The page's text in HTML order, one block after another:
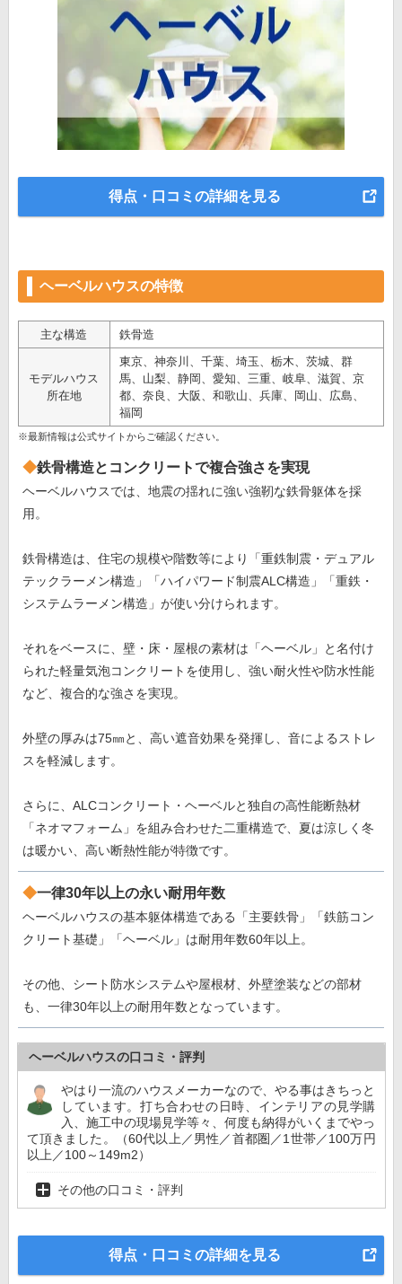
得点・口コミの詳細を見る
ヘーベルハウスの特徴
主な構造 鉄骨造
モデルハウス
所在地
東京、神奈川、千葉、埼玉、栃木、茨城、群
馬、山梨、静岡、愛知、三重、岐阜、滋賀、京
都、奈良、大阪、和歌山、兵庫、岡山、広島、
福岡
※最新情報は公式サイトからご確認ください。
鉄骨構造とコンクリートで複合強さを実現
ヘーベルハウスでは、地震の揺れに強い強靭な鉄骨躯体を採
用。
鉄骨構造は、住宅の規模や階数等により「重鉄制震・デュアル
テックラーメン構造」「ハイパワード制震ALC構造」「重鉄・
システムラーメン構造」が使い分けられます。
それをベースに、壁・床・屋根の素材は「ヘーベル」と名付け
られた軽量気泡コンクリートを使用し、強い耐火性や防水性能
など、複合的な強さを実現。
外壁の厚みは75㎜と、高い遮音効果を発揮し、音によるストレ
スを軽減します。
さらに、ALCコンクリート・ヘーベルと独自の高性能断熱材
「ネオマフォーム」を組み合わせた二重構造で、夏は涼しく冬
は暖かい、高い断熱性能が特徴です。
一律30年以上の永い耐用年数
ヘーベルハウスの基本躯体構造である「主要鉄骨」「鉄筋コン
クリート基礎」「ヘーベル」は耐用年数60年以上。
その他、シート防水システムや屋根材、外壁塗装などの部材
も、一律30年以上の耐用年数となっています。
ヘーベルハウスの口コミ・評判
やはり一流のハウスメーカーなので、やる事はきちっと
しています。打ち合わせの日時、インテリアの見学購
入、施工中の現場見学等々、何度も納得がいくまでやっ
て頂きました。（60代以上／男性／首都圏／1世帯／100万円
以上／100～149m2）
その他の口コミ・評判
得点・口コミの詳細を見る